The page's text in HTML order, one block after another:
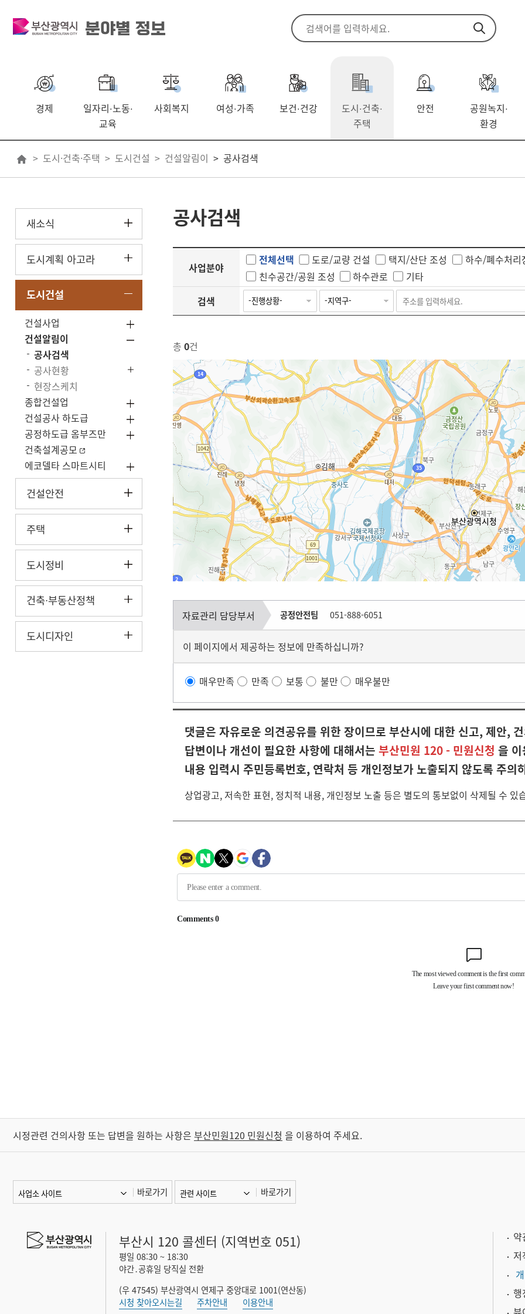
분야별 정보
경제 일자리·노동·
교육
사회복지 여성·가족 보건·건강 도시·건축·
주택
안전 공원녹지·
환경
도시·건축·주택 도시건설 건설알림이 공사검색
새소식
도시계획 아고라
도시건설
건설사업
건설알림이
공사검색
공사현황
현장스케치
종합건설업
건설공사 하도급
공정하도급 옴부즈만
건축설계공모
에코델타 스마트시티
건설안전
주택
도시정비
건축·부동산정책
도시디자인
공사검색
사업분야
전체선택 도로/교량 건설 택지/산단 조성
하수/폐수처리
친수공간/공원 조성
하수관로
기타
검색
총 0건
자료관리 담당부서 공정안전팀 051-888-6051
이 페이지에서 제공하는 정보에 만족하십니까?
매우만족 만족 보통 불만 매우불만
댓글은 자유로운 의견공유를 위한 장이므로 부산시에 대한 신고, 제안,
답변이나 개선이 필요한 사항에 대해서는 부산민원 120 - 민원신청 을
내용 입력시 주민등록번호, 연락처 등 개인정보가 노출되지 않도록 주의
상업광고, 저속한 표현, 정치적 내용, 개인정보 노출 등은 별도의 통보없이 삭제될 수 있
시정관련 건의사항 또는 답변을 원하는 사항은 부산민원120 민원신청 을 이용하여 주세요.
바로가기 바로가기
부산시 120 콜센터 (지역번호 051)
평일 08:30 ~ 18:30
야간․공휴일 당직실 전환
(우 47545) 부산광역시 연제구 중앙대로 1001(연산동)
시청 찾아오시는길
주차안내 이용안내
약
행